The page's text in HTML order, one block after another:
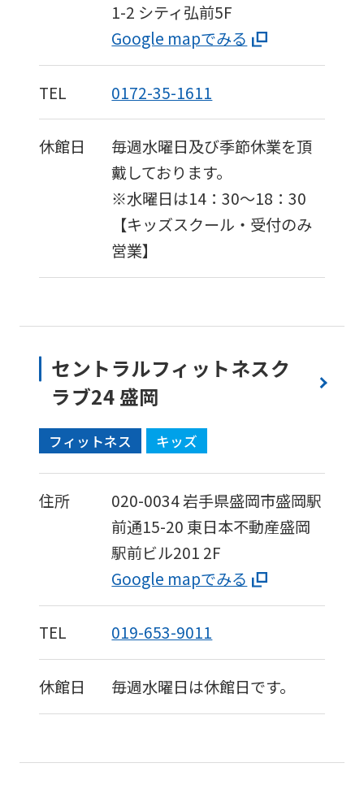
1-2 シティ弘前5F
Google mapでみる
TEL 0172-35-1611
休館日
毎週水曜日及び季節休業を頂
戴しております。
※水曜日は14：30〜18：30
【キッズスクール・受付のみ
営業】
セントラルフィットネスク
ラブ24 盛岡
フィットネス キッズ
住所 020-0034岩手県盛岡市盛岡駅
前通15-20 東日本不動産盛岡
駅前ビル201 2F
Google mapでみる
TEL 019-653-9011
休館日 毎週水曜日は休館日です。